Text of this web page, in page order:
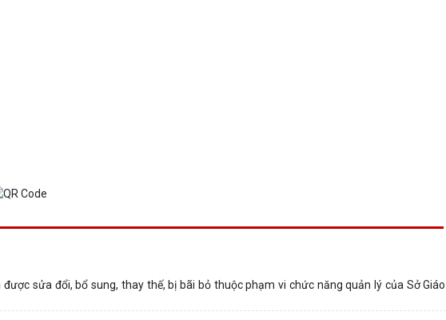
sửa đổi, bổ sung, thay thế, bị bãi bỏ thuộc phạm vi chức năng quản lý của Sở Giáo